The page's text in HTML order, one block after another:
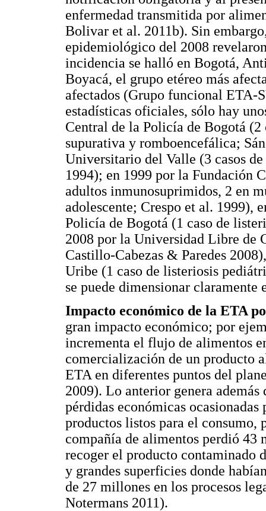
enfermedad transmitida por
Bolivar et al. 2011b). Sin
epidemiológico del 2008
incidencia se halló en Bogotá,
Boyacá, el grupo etéreo más
afectados (Grupo funcional ETA-
estadísticas oficiales, sólo hay
Central de la Policía de Bogotá (2
supurativa y romboencefálica;
Universitario del Valle (3 casos
1994); en 1999 por la Fundación
adultos inmunosuprimidos, 2 en
adolescente; Crespo et al. 1999),
Policía de Bogotá (1 caso de
2008 por la Universidad Libre de
Castillo-Cabezas & Paredes
Uribe (1 caso de listeriosis
se puede dimensionar claramente
Impacto económico de la ETA
gran impacto económico; por
incrementa el flujo de alimentos
comercialización de un producto
ETA en diferentes puntos del
2009). Lo anterior genera
pérdidas económicas
productos listos para el consumo,
compañía de alimentos perdió 43
recoger el producto contaminado
y grandes superficies donde
de 27 millones en los procesos
Notermans 2011).